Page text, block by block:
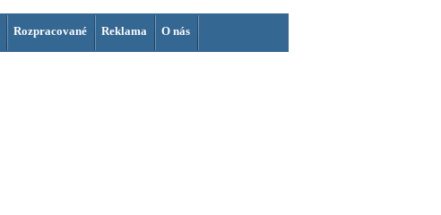
Rozpracované Reklama O nás